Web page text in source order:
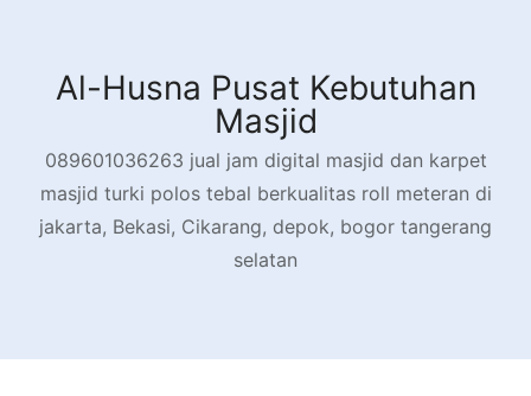
contentAl-Husna Pusat Kebutuhan
Masjid
089601036263 jual jam digital masjid dan karpet
masjid turki polos tebal berkualitas roll meteran di
jakarta, Bekasi, Cikarang, depok, bogor tangerang
selatan